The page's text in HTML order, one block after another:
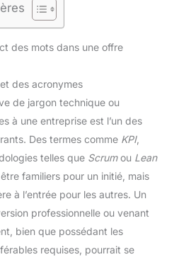
des mots dans une offre
des acronymes
de jargon technique ou
à une entreprise est l’un des
Des termes comme KPI,
telles que Scrumou Lean
familiers pour un initié, mais
à l’entrée pour les autres. Un
professionnelle ou venant
bien que possédant les
requises, pourrait se